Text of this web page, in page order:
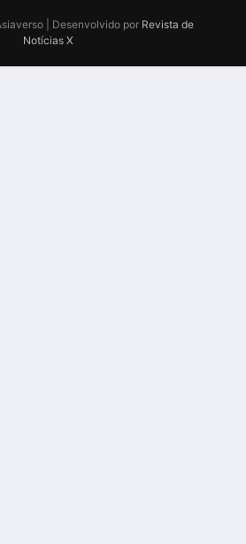
| Desenvolvido por Revista de
Notícias X